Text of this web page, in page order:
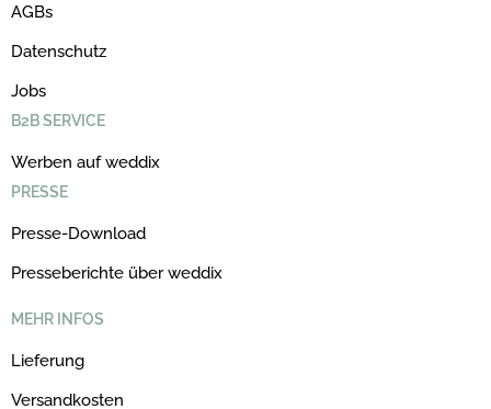
AGBs
Datenschutz
Jobs
B2B SERVICE
Werben auf weddix
PRESSE
Presse-Download
Presseberichte über weddix
MEHR INFOS
Lieferung
Versandkosten